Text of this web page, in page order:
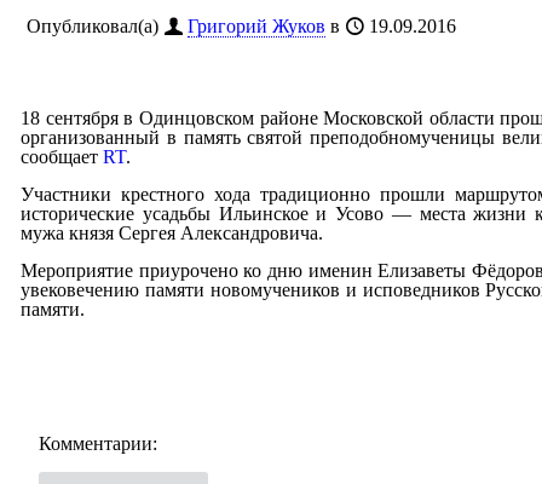
Опубликовал(а) Григорий Жуков в 19.09.2016
18 сентября в Одинцовском районе Московской области
организованный в память святой преподобномученицы
сообщает RT.
Участники крестного хода традиционно прошли
исторические усадьбы Ильинское и Усово — места жизни
мужа князя Сергея Александровича.
Мероприятие приурочено ко дню именин Елизаветы
увековечению памяти новомучеников и исповедников
памяти.
Комментарии: